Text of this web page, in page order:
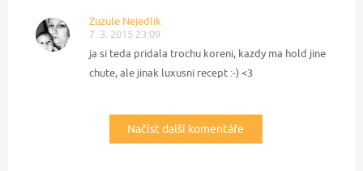
Zuzule Nejedlik
7. 3. 2015 23:09
ja si teda pridala trochu koreni, kazdy ma hold jine
chute, ale jinak luxusni recept :-) <3
Načíst další komentáře